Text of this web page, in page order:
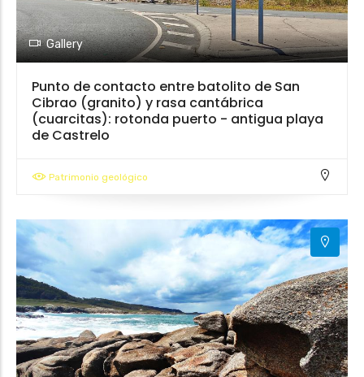
Gallery
Punto de contacto entre batolito de San
Cibrao (granito) y rasa cantábrica
(cuarcitas): rotonda puerto - antigua playa
de Castrelo
Patrimonio geológico
5
11